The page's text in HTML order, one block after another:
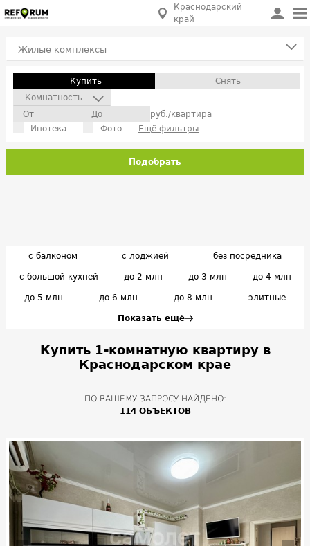
Краснодарский
край
Жилые комплексы
Купить
Снять
Комнатность
руб./квартира
Ипотека
Фото Ещё фильтры
Подобрать
с балконом с лоджией без посредника
с большой кухней до 2 млн до 3 млн до 4 млн
до 5 млн до 6 млн до 8 млн элитные
Показать ещё
Купить 1-комнатную квартиру в
Краснодарском крае
ПО ВАШЕМУ ЗАПРОСУ НАЙДЕНО:
114 ОБЪЕКТОВ